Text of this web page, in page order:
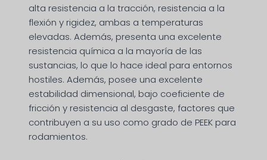
alta resistencia a la tracción, resistencia a la
flexión y rigidez, ambas a temperaturas
elevadas. Además, presenta una excelente
resistencia química a la mayoría de las
sustancias, lo que lo hace ideal para entornos
hostiles. Además, posee una excelente
estabilidad dimensional, bajo coeficiente de
fricción y resistencia al desgaste, factores que
contribuyen a su uso como grado de PEEK para
rodamientos.